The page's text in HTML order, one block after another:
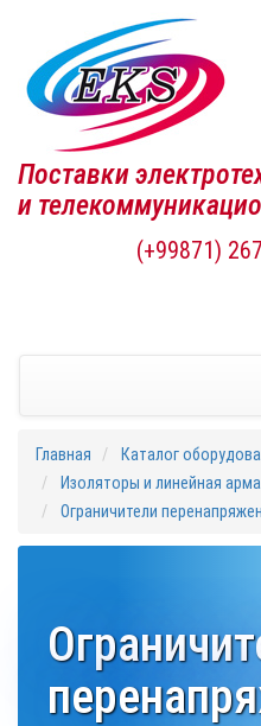
Поставки
и
(+99871)
Главная
Каталог
Изоляторы и линейная
Ограничители